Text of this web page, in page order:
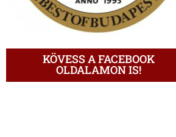
KÖVESS A FACEBOOK
OLDALAMON IS!